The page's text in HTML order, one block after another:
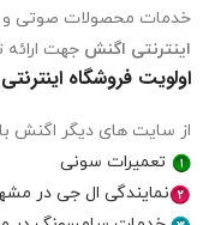
خدمات محصولات صوتی و
اینترنتی اگنش جهت ارائه
اولویت فروشگاه
از سایت های دیگر اگنش
تعمیرات سونی
نمایندگی ال جی در